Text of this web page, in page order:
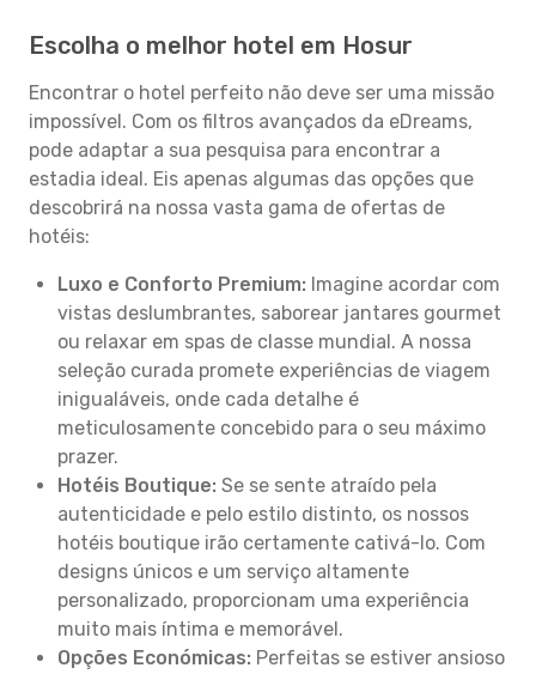
Escolha o melhor hotel em Hosur
Encontrar o hotel perfeito não deve ser uma missão
impossível. Com os filtros avançados da eDreams,
pode adaptar a sua pesquisa para encontrar a
estadia ideal. Eis apenas algumas das opções que
descobrirá na nossa vasta gama de ofertas de
hotéis:
Luxo e Conforto Premium: Imagine acordar com
vistas deslumbrantes, saborear jantares gourmet
ou relaxar em spas de classe mundial. A nossa
seleção curada promete experiências de viagem
inigualáveis, onde cada detalhe é
meticulosamente concebido para o seu máximo
prazer.
Hotéis Boutique: Se se sente atraído pela
autenticidade e pelo estilo distinto, os nossos
hotéis boutique irão certamente cativá-lo. Com
designs únicos e um serviço altamente
personalizado, proporcionam uma experiência
muito mais íntima e memorável.
Opções Económicas: Perfeitas se estiver ansioso